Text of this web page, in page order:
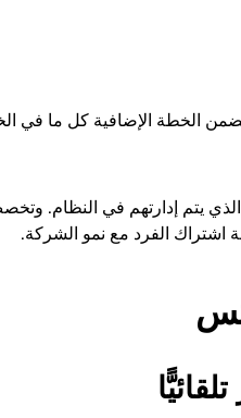
في الشهر، تتضمن الخطة الإضافية كل ما
يتم إدارتهم في النظام.